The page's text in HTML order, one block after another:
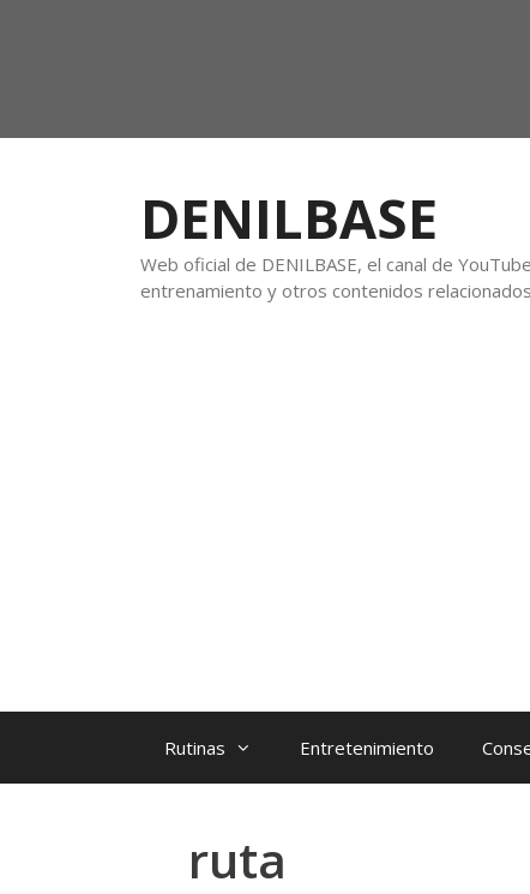
DENILBASE
Web oficial de DENILBASE, el canal de
entrenamiento y otros contenidos
Rutinas Entretenimiento
ruta